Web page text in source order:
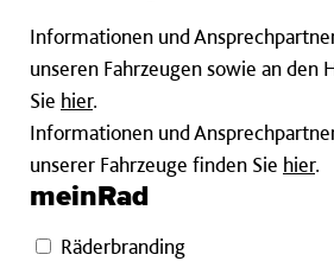
Informationen und
unseren Fahrzeugen sowie an
Sie hier.
Informationen und
unserer Fahrzeuge finden Sie hier.
meinRad
Räderbranding